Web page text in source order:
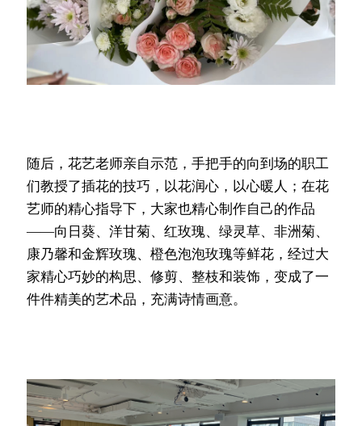
随后，花艺老师亲自示范，手把手的向到场的职工
们教授了插花的技巧，以花润心，以心暖人；在花
艺师的精心指导下，大家也精心制作自己的作品
——向日葵、洋甘菊、红玫瑰、绿灵草、非洲菊、
康乃馨和金辉玫瑰、橙色泡泡玫瑰等鲜花，经过大
家精心巧妙的构思、修剪、整枝和装饰，变成了一
件件精美的艺术品，充满诗情画意。